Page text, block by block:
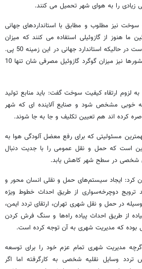
زیادی را به هوای شهر تحمیل می کنند.
سوخت نیز مطلوب و مطابق با استانداردهای جهانی
هنوز از گازوئیلی استفاده می کنند که میزان
گوگرد آن 7 هزار پی.پی. ام است در حالیکه استاندارد جهانی در این زمینه 50 پی.
پی. ام بوده و در بعضی از کشورها نیز میزان گوگرد گازوئیل مصرفی شان تنها 10
به لزوم ارتقاء کیفیت سوخت گفت: باید منابع تولید
خوبی مشخص شود و صنایع آلاینده ای که شهر
کرده اند هم تعیین تکلیف و جا به جا شوند.
مسئولیتی که برای رفع معضل آلودگی هوا به
است که حمل و نقل عمومی را با جدیت دنبال
شخصی در سطح شهر کاهش یابد.
کرد: ایجاد سیستم‌های حمل و نقلی انسان محور و
ترویج دوچرخه‌سواری از طریق احداث خطوط ویژه
در حمل و نقل شهری تهران، ارتقای تردد ایمن،
از طریق احداث پیاده ‌راه‌ها و سنگ ‌فرش کردن
بوده که مدیریت شهری به آن توجه کرده است.
مدیریت شهری تمام عزم خود را برای توسعه
وسایل نقلیه شخصی به کارگرفته اما اگر